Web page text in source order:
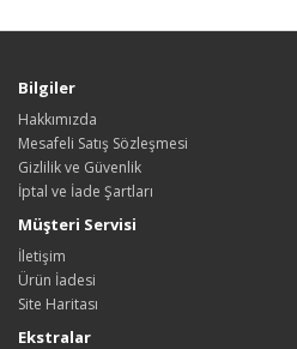
Bilgiler
Hakkımızda
Mesafeli Satış Sözleşmesi
Gizlilik ve Güvenlik
İptal ve İade Şartları
Müşteri Servisi
İletişim
Ürün İadesi
Site Haritası
Ekstralar